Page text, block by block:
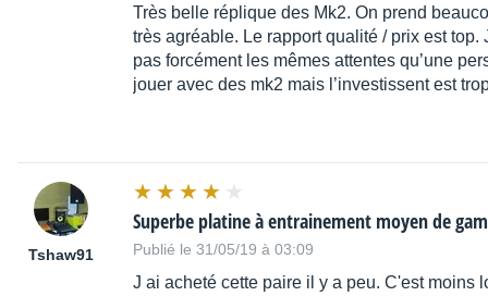
Très belle réplique des Mk2. On prend
très agréable. Le rapport qualité / prix est
pas forcément les mêmes attentes qu’une
jouer avec des mk2 mais l’investissent est
Tshaw91
Superbe platine à entrainement moyen de
Publié le 31/05/19 à 03:09
J ai acheté cette paire il y a peu. C'est moins